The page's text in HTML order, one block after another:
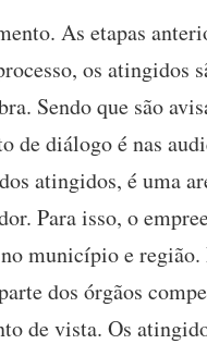
As etapas
os atingidos
Sendo que são
diálogo é nas
atingidos, é uma
Para isso, o
município e região.
dos órgãos
de vista. Os